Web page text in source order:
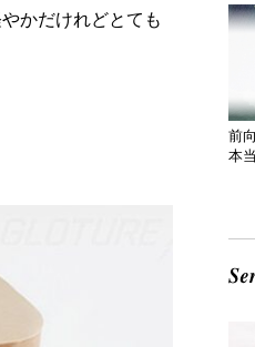
かだけれどとても
前
本